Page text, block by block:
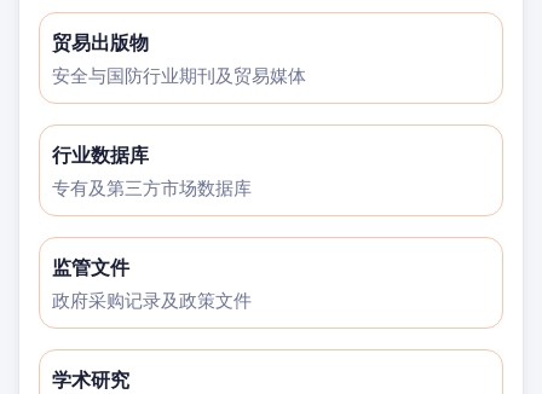
贸易出版物
安全与国防行业期刊及贸易媒体
行业数据库
专有及第三方市场数据库
监管文件
政府采购记录及政策文件
学术研究